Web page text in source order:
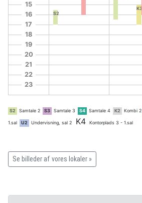
15
16
17
18
19
20
21
22
23
S2
K3
S2 Samtale 2 S3 Samtale 3 S4 Samtale 4 K2 Kombi 2
1.sal U2 Undervisning, sal 2 K4 Kontorplads 3 - 1.sal
Se billeder af vores lokaler »